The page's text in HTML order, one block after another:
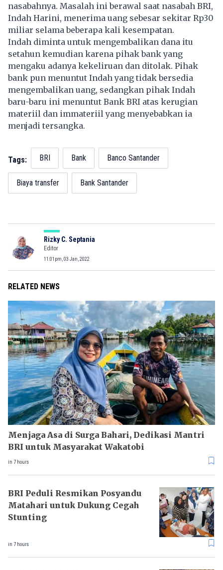
nasabahnya. Masalah ini berawal saat nasabah BRI,
Indah Harini, menerima uang sebesar sekitar Rp30
miliar selama beberapa kali kesempatan.
Indah diminta untuk mengembalikan dana itu
setahun kemudian karena pihak bank yang
mengaku adanya kekeliruan dan ditolak. Pihak
bank pun menuntut Indah yang tidak bersedia
mengembalikan uang, sedangkan pihak Indah
baru-baru ini menuntut Bank BRI atas kerugian
materiil dan immateriil yang menyebabkan ia
menjadi tersangka.
Tags: BRI Bank Banco Santander
Biaya transfer Bank Santander
Rizky C. Septania
Editor
11:01pm, 03 Jan, 2022
RELATED NEWS
Menjaga Asa di Surga Bahari, Dedikasi Mantri
BRI untuk Masyarakat Wakatobi
in 7 hours
BRI Peduli Resmikan Posyandu
Matahari untuk Dukung Cegah
Stunting
in 7 hours